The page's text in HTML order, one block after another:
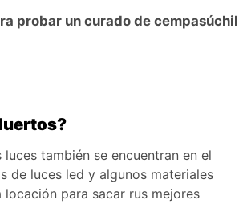
probar un curado de cempasúchil
luces también se encuentran en el
de luces led y algunos materiales
para sacar rus mejores